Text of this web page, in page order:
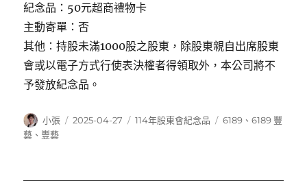
紀念品：50元超商禮物卡
主動寄單：否
其他：持股未滿1000股之股東，除股東親自出席股東
會或以電子方式行使表決權者得領取外，本公司將不
予發放紀念品。
作
者
小張
發
2025-04-27
分
114年股東會紀念品
標
6189 、6189 豐
藝 、 豐藝